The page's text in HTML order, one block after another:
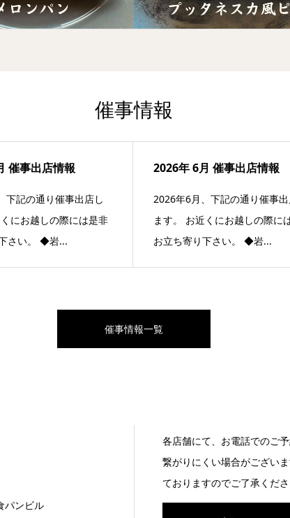
催事情報
催事出店情報
下記の通り催事出店し
にお越しの際には是非
さい。 ◆岩...
2026年 6月 催事出店情報
2026年6月、下記の通り催事
ます。 お近くにお越しの際に
お立ち寄り下さい。 ◆岩...
催事情報一覧
パンビル
各店舗にて、お電話でのご
繋がりにくい場合がござい
ておりますのでご了承くだ